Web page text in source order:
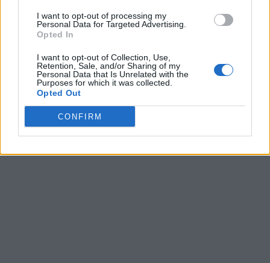
I want to opt-out of processing my
Personal Data for Targeted Advertising.
Opted In
I want to opt-out of Collection, Use,
Retention, Sale, and/or Sharing of my
Personal Data that Is Unrelated with the
Purposes for which it was collected.
Opted Out
CONFIRM
Ultime ricerche:
Itiau,SEERR,Danon,SEERR,IQ EQ Bttta,
INCRE,Bisig
ILATO,sunri,Tatti,IDRPE